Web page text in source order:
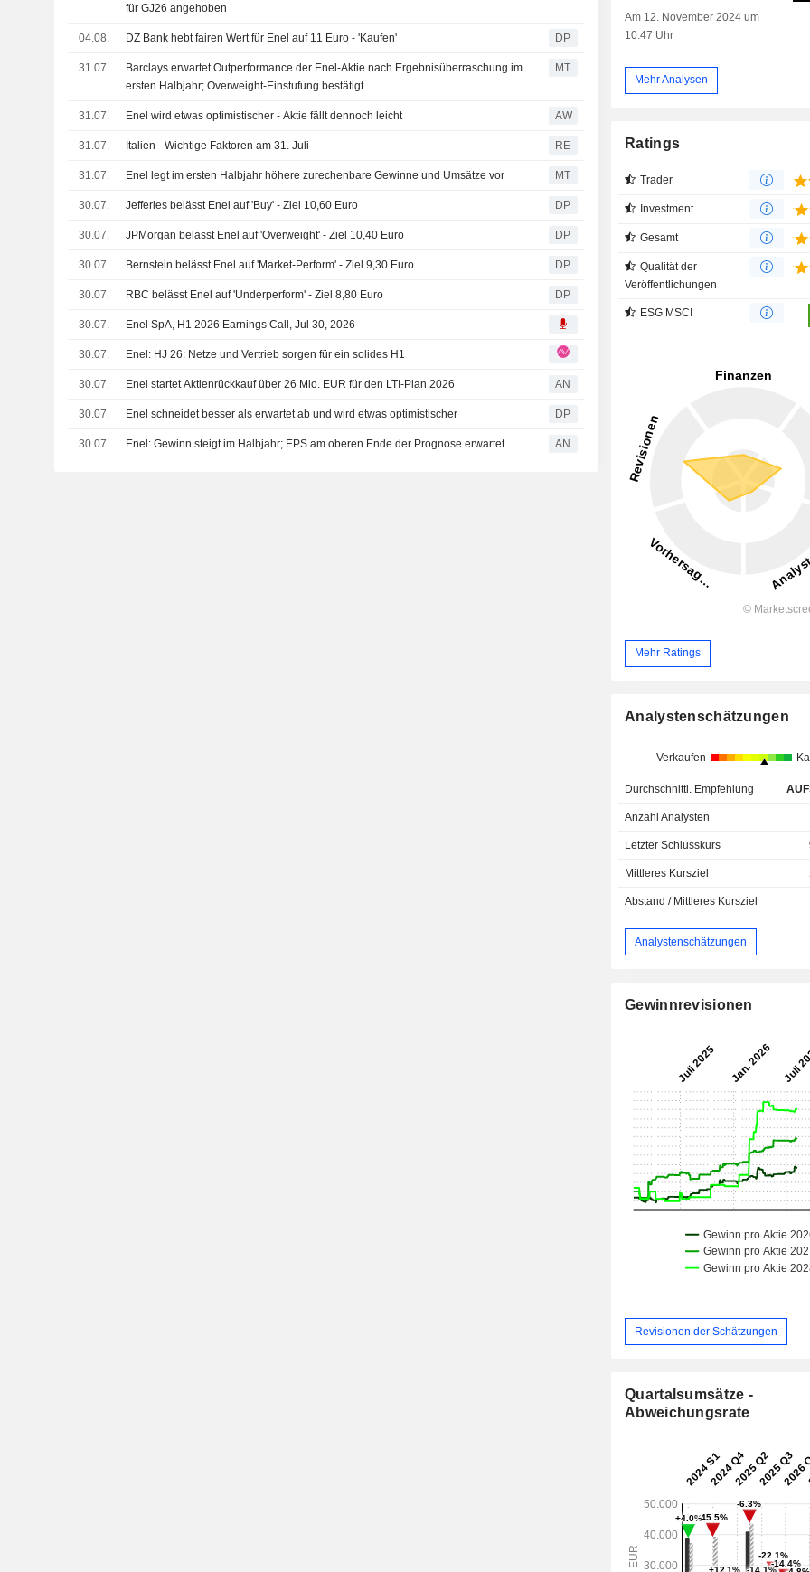
für GJ26 angehoben
04.08. DZ Bank hebt fairen Wert für Enel auf 11 Euro - 'Kaufen' DP
31.07.
Barclays erwartet Outperformance der Enel-Aktie nach Ergebnisüberraschung im
ersten Halbjahr; Overweight-Einstufung bestätigt
MT
31.07. Enel wird etwas optimistischer - Aktie fällt dennoch leicht AW
31.07. Italien - Wichtige Faktoren am 31. Juli RE
31.07. Enel legt im ersten Halbjahr höhere zurechenbare Gewinne und Umsätze vor MT
30.07. Jefferies belässt Enel auf 'Buy' - Ziel 10,60 Euro DP
30.07. JPMorgan belässt Enel auf 'Overweight' - Ziel 10,40 Euro DP
30.07. Bernstein belässt Enel auf 'Market-Perform' - Ziel 9,30 Euro DP
30.07. RBC belässt Enel auf 'Underperform' - Ziel 8,80 Euro DP
30.07. Enel SpA, H1 2026 Earnings Call, Jul 30, 2026
30.07. Enel: HJ 26: Netze und Vertrieb sorgen für ein solides H1
30.07. Enel startet Aktienrückkauf über 26 Mio. EUR für den LTI-Plan 2026 AN
30.07. Enel schneidet besser als erwartet ab und wird etwas optimistischer DP
30.07. Enel: Gewinn steigt im Halbjahr; EPS am oberen Ende der Prognose erwartet AN
Am 12. November 2024 um
10:47 Uhr
Mehr Analysen
Ratings
Trader
Investment
Gesamt
Qualität der
Veröffentlichungen
ESG MSCI
Mehr Ratings
Analystenschätzungen
Verkaufen
Durchschnittl. Empfehlung
Anzahl Analysten
Letzter Schlusskurs
Mittleres Kursziel
Abstand / Mittleres Kursziel
Analystenschätzungen
Gewinnrevisionen
Revisionen der Schätzungen
Quartalsumsätze -
Abweichungsrate